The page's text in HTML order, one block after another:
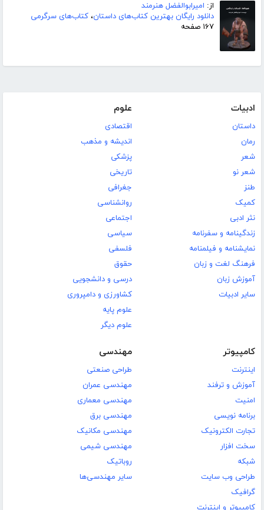
از: امیرابوالفضل هنرمند
دانلود رایگان بهترین کتاب‌های داستان، کتاب‌های سرگرمی
۱۶۷ صفحه
ادبیات
داستان
رمان
شعر
شعر نو
طنز
کمیک
نثر ادبی
زندگینامه و سفرنامه
نمایشنامه و فیلمنامه
فرهنگ لغت و زبان
آموزش زبان
سایر ادبیات
علوم
اقتصادی
اندیشه و مذهب
پزشکی
تاریخی
جغرافی
روانشناسی
اجتماعی
سیاسی
فلسفی
حقوق
درسی و دانشجویی
کشاورزی و دامپروری
علوم پایه
علوم دیگر
کامپیوتر
اینترنت
آموزش و ترفند
امنیت
برنامه نویسی
تجارت الکترونیک
سخت افزار
شبکه
طراحی وب سایت
گرافیک
کامپیوتر و اینترنت
مهندسی
طراحی صنعتی
مهندسی عمران
مهندسی معماری
مهندسی برق
مهندسی مکانیک
مهندسی شیمی
روباتیک
سایر مهندسی‌ها